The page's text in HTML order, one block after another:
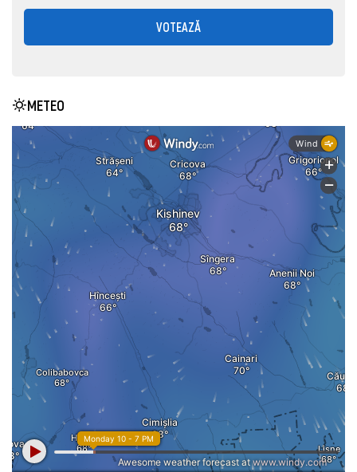
VOTEAZĂ
METEO